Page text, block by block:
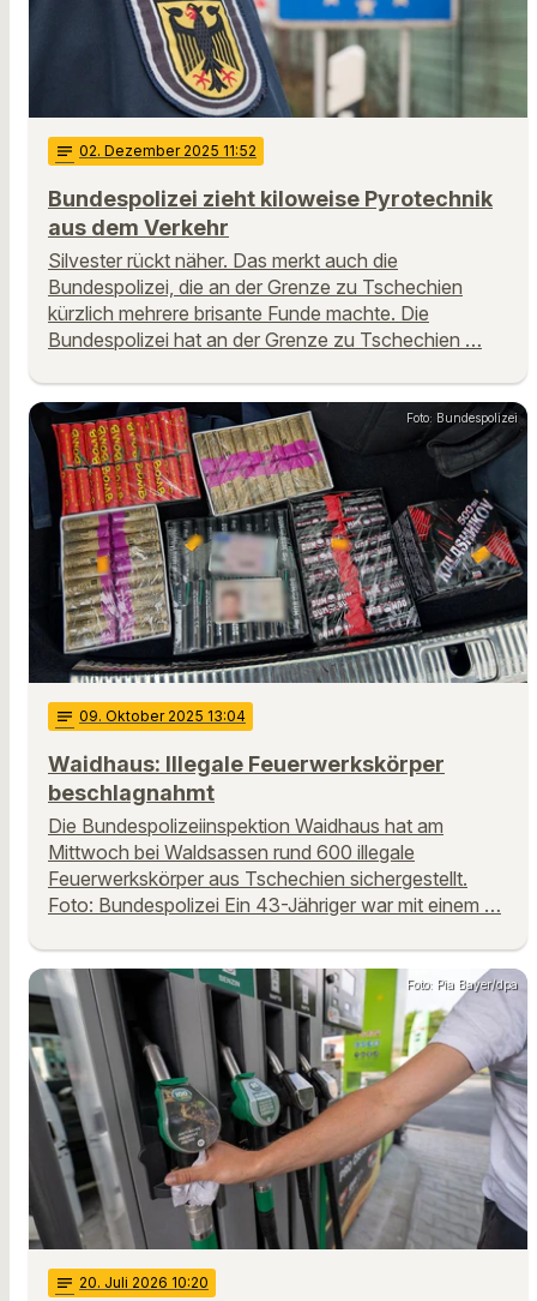
notes 02. Dezember 2025 11:52
Bundespolizei zieht kiloweise Pyrotechnik
aus dem Verkehr
Silvester rückt näher. Das merkt auch die
Bundespolizei, die an der Grenze zu Tschechien
kürzlich mehrere brisante Funde machte. Die
Bundespolizei hat an der Grenze zu Tschechien …
Foto: Bundespolizei
notes 09. Oktober 2025 13:04
Waidhaus: Illegale Feuerwerkskörper
beschlagnahmt
Die Bundespolizeiinspektion Waidhaus hat am
Mittwoch bei Waldsassen rund 600 illegale
Feuerwerkskörper aus Tschechien sichergestellt.
Foto: Bundespolizei Ein 43-Jähriger war mit einem …
Foto: Pia Bayer/dpa
notes 20. Juli 2026 10:20